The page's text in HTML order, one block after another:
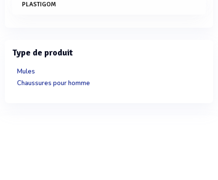
PLASTIGOM
Type de produit
Mules
Chaussures pour homme